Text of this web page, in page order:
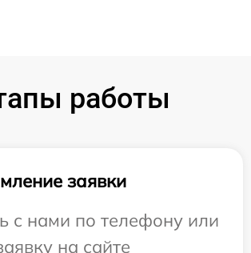
работы
заявки
с нами по телефону или
на сайте